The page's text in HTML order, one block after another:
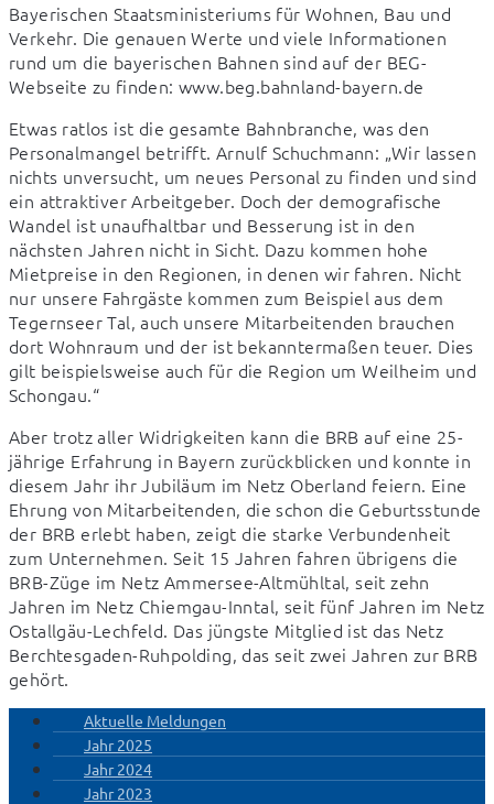
Bayerischen Staatsministeriums für Wohnen, Bau und
Verkehr. Die genauen Werte und viele Informationen
rund um die bayerischen Bahnen sind auf der BEG-
Webseite zu finden: www.beg.bahnland-bayern.de
Etwas ratlos ist die gesamte Bahnbranche, was den
Personalmangel betrifft. Arnulf Schuchmann: „Wir lassen
nichts unversucht, um neues Personal zu finden und sind
ein attraktiver Arbeitgeber. Doch der demografische
Wandel ist unaufhaltbar und Besserung ist in den
nächsten Jahren nicht in Sicht. Dazu kommen hohe
Mietpreise in den Regionen, in denen wir fahren. Nicht
nur unsere Fahrgäste kommen zum Beispiel aus dem
Tegernseer Tal, auch unsere Mitarbeitenden brauchen
dort Wohnraum und der ist bekanntermaßen teuer. Dies
gilt beispielsweise auch für die Region um Weilheim und
Schongau.“
Aber trotz aller Widrigkeiten kann die BRB auf eine 25-
jährige Erfahrung in Bayern zurückblicken und konnte in
diesem Jahr ihr Jubiläum im Netz Oberland feiern. Eine
Ehrung von Mitarbeitenden, die schon die Geburtsstunde
der BRB erlebt haben, zeigt die starke Verbundenheit
zum Unternehmen. Seit 15 Jahren fahren übrigens die
BRB-Züge im Netz Ammersee-Altmühltal, seit zehn
Jahren im Netz Chiemgau-Inntal, seit fünf Jahren im Netz
Ostallgäu-Lechfeld. Das jüngste Mitglied ist das Netz
Berchtesgaden-Ruhpolding, das seit zwei Jahren zur BRB
gehört.
Aktuelle Meldungen
Jahr 2025
Jahr 2024
Jahr 2023